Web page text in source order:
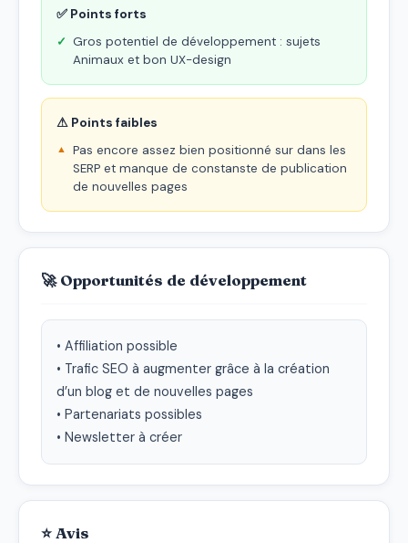
✅ Points forts
Gros potentiel de développement : sujets
Animaux et bon UX-design
⚠ Points faibles
Pas encore assez bien positionné sur dans les
SERP et manque de constanste de publication
de nouvelles pages
🚀 Opportunités de développement
• Affiliation possible
• Trafic SEO à augmenter grâce à la création
d’un blog et de nouvelles pages
• Partenariats possibles
• Newsletter à créer
⭐ Avis